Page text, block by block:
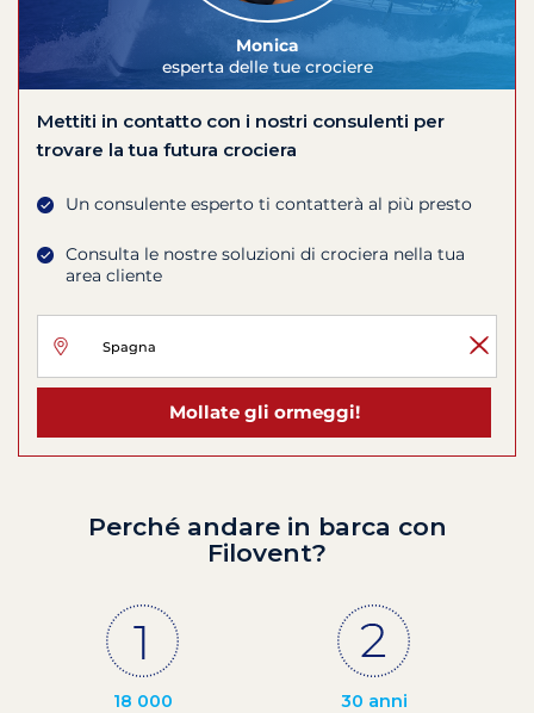
Monica
esperta delle tue crociere
Mettiti in contatto con i nostri consulenti per
trovare la tua futura crociera
Un consulente esperto ti contatterà al più presto
Consulta le nostre soluzioni di crociera nella tua
area cliente
Mollate gli ormeggi!
Perché andare in barca con
Filovent?
18 000
30 anni